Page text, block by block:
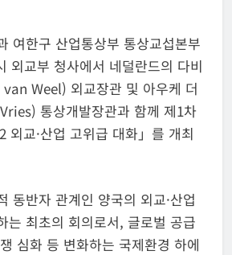
여한구 산업통상부 통상교섭본부
외교부 청사에서 네덜란드의 다비
Weel) 외교장관 및 아우케 더
통상개발장관과 함께 제1차
외교·산업 고위급 대화」를 개최
동반자 관계인 양국의 외교·산업
는 최초의 회의로서, 글로벌 공급
심화 등 변화하는 국제환경 하에